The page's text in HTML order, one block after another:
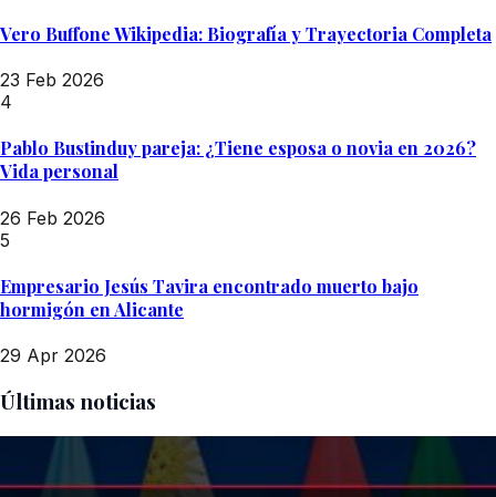
Vero Buffone Wikipedia: Biografía y Trayectoria Completa
23 Feb 2026
4
Pablo Bustinduy pareja: ¿Tiene esposa o novia en 2026?
Vida personal
26 Feb 2026
5
Empresario Jesús Tavira encontrado muerto bajo
hormigón en Alicante
29 Apr 2026
Últimas noticias